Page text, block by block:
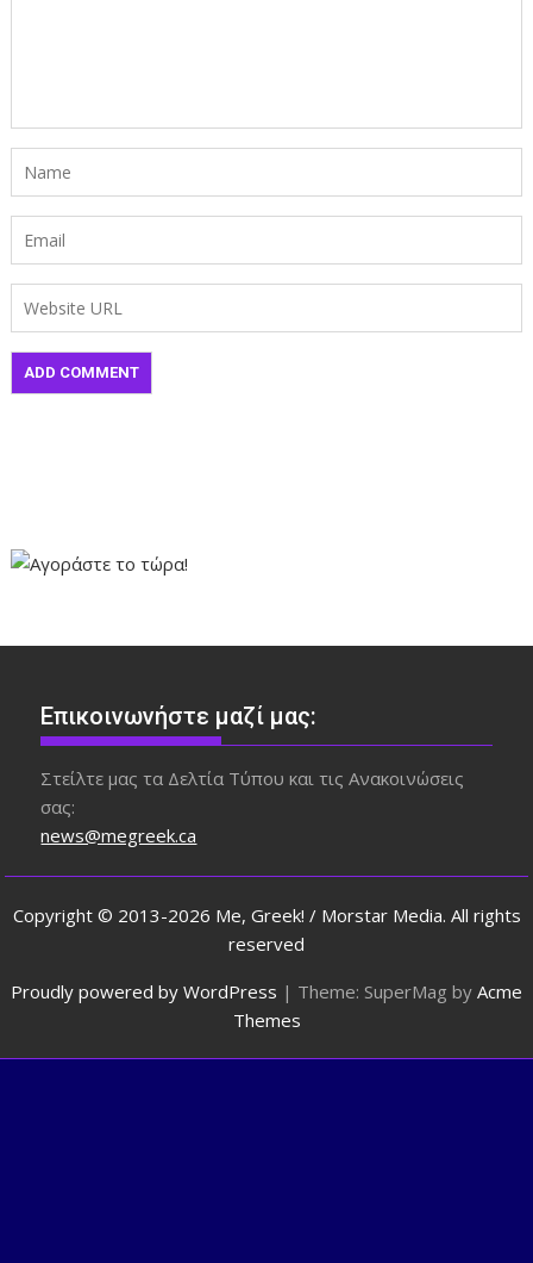
Επικοινωνήστε μαζί μας:
Στείλτε μας τα Δελτία Τύπου και τις Ανακοινώσεις
σας:
news@megreek.ca
Copyright © 2013-2026 Me, Greek! / Morstar Media. All rights
reserved
Proudly powered by WordPress | Theme: SuperMag by Acme
Themes